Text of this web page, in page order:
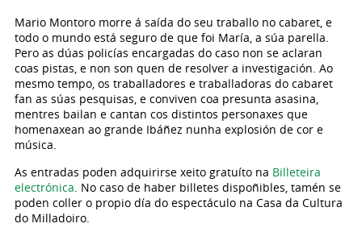
Mario Montoro morre á saída do seu traballo no cabaret, e
todo o mundo está seguro de que foi María, a súa parella.
Pero as dúas policías encargadas do caso non se aclaran
coas pistas, e non son quen de resolver a investigación. Ao
mesmo tempo, os traballadores e traballadoras do cabaret
fan as súas pesquisas, e conviven coa presunta asasina,
mentres bailan e cantan cos distintos personaxes que
homenaxean ao grande Ibáñez nunha explosión de cor e
música.
As entradas poden adquirirse xeito gratuíto na Billeteira
electrónica. No caso de haber billetes dispoñibles, tamén se
poden coller o propio día do espectáculo na Casa da Cultura
do Milladoiro.